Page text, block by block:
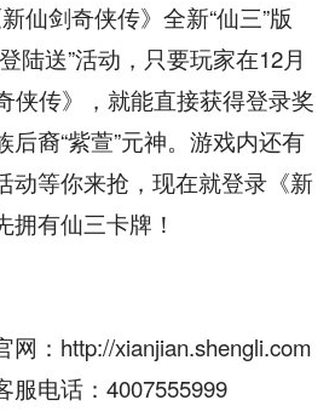
仙剑奇侠传》全新“仙三”版
陆送”活动，只要玩家在12月
侠传》，就能直接获得登录奖
后裔“紫萱”元神。游戏内还有
动等你来抢，现在就登录《新
拥有仙三卡牌！
网： http://xianjian.shengli.com
服电话：4007555999